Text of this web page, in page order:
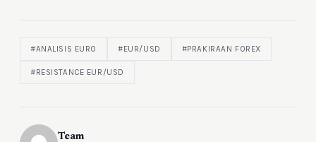
#ANALISIS EURO #EUR/USD #PRAKIRAAN FOREX
#RESISTANCE EUR/USD
Team